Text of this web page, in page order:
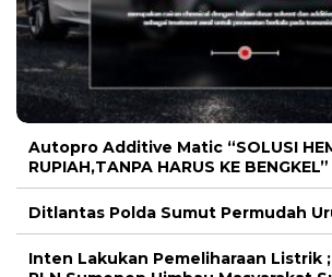
Autopro Additive Matic “SOLUSI
RUPIAH,TANPA HARUS KE BENGKEL”
Ditlantas Polda Sumut Permudah
Inten Lakukan Pemeliharaan Listrik